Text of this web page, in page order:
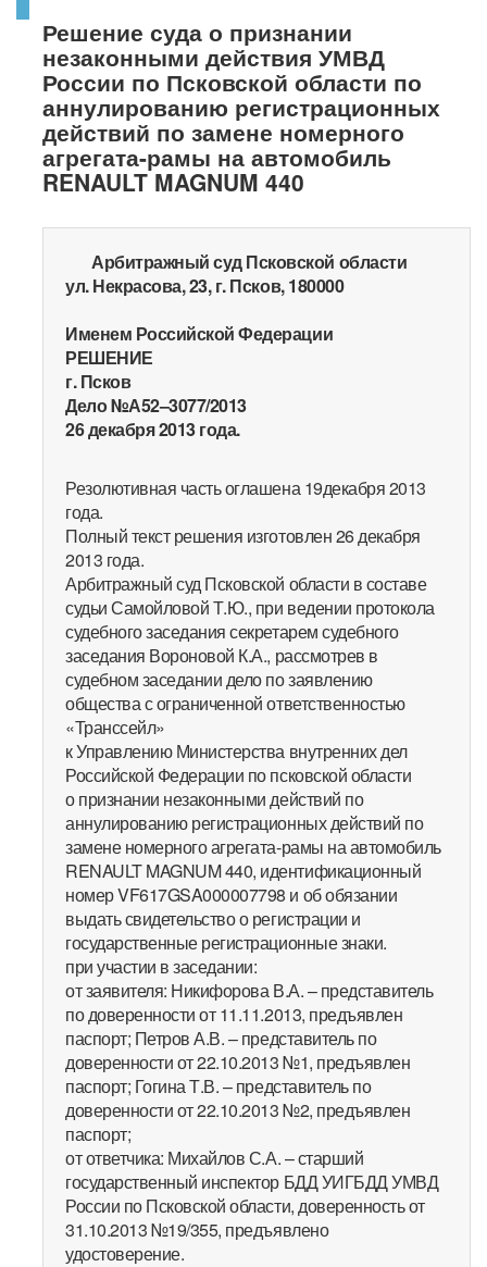
Решение суда о признании
незаконными действия УМВД
России по Псковской области по
аннулированию регистрационных
действий по замене номерного
агрегата-рамы на автомобиль
RENAULT MAGNUM 440
Арбитражный суд Псковской области
ул. Некрасова, 23, г. Псков, 180000
Именем Российской Федерации
РЕШЕНИЕ
г. Псков
Дело №А52–3077/2013
26 декабря 2013 года.
Резолютивная часть оглашена 19декабря 2013
года.
Полный текст решения изготовлен 26 декабря
2013 года.
Арбитражный суд Псковской области в составе
судьи Самойловой Т.Ю., при ведении протокола
судебного заседания секретарем судебного
заседания Вороновой К.А., рассмотрев в
судебном заседании дело по заявлению
общества с ограниченной ответственностью
«Транссейл»
к Управлению Министерства внутренних дел
Российской Федерации по псковской области
о признании незаконными действий по
аннулированию регистрационных действий по
замене номерного агрегата-рамы на автомобиль
RENAULT MAGNUM 440, идентификационный
номер VF617GSA000007798 и об обязании
выдать свидетельство о регистрации и
государственные регистрационные знаки.
при участии в заседании:
от заявителя: Никифорова В.А. – представитель
по доверенности от 11.11.2013, предъявлен
паспорт; Петров А.В. – представитель по
доверенности от 22.10.2013 №1, предъявлен
паспорт; Гогина Т.В. – представитель по
доверенности от 22.10.2013 №2, предъявлен
паспорт;
от ответчика: Михайлов С.А. – старший
государственный инспектор БДД УИГБДД УМВД
России по Псковской области, доверенность от
31.10.2013 №19/355, предъявлено
удостоверение.